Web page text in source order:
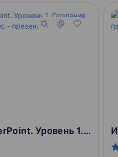
Microsoft PowerPoint. Уровень 1. Создание эффективных бизнес - презентаций